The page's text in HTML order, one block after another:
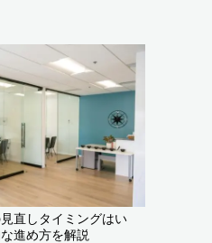
直しタイミングはい
進め方を解説